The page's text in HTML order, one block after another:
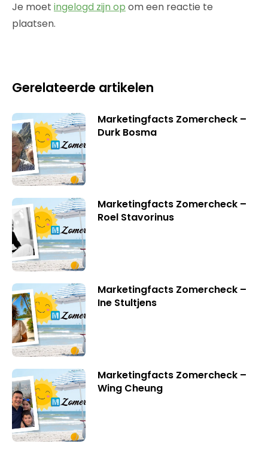
Je moet ingelogd zijn op om een reactie te
plaatsen.
Gerelateerde artikelen
Marketingfacts Zomercheck –
Durk Bosma
Marketingfacts Zomercheck –
Roel Stavorinus
Marketingfacts Zomercheck –
Ine Stultjens
Marketingfacts Zomercheck –
Wing Cheung